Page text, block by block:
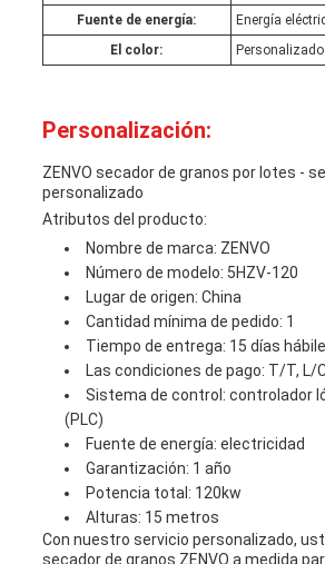
Fuente de energía:
Energía
El color:
Personalizado
Personalización:
ZENVO secador de granos por lotes -
personalizado
Atributos del producto:
Nombre de marca: ZENVO
Número de modelo: 5HZV-120
Lugar de origen: China
Cantidad mínima de pedido: 1
Tiempo de entrega: 15 días
Las condiciones de pago: T/T, L/
Sistema de control: controlador
(PLC)
Fuente de energía: electricidad
Garantización: 1 año
Potencia total: 120kw
Alturas: 15 metros
Con nuestro servicio personalizado,
secador de granos ZENVO a medida